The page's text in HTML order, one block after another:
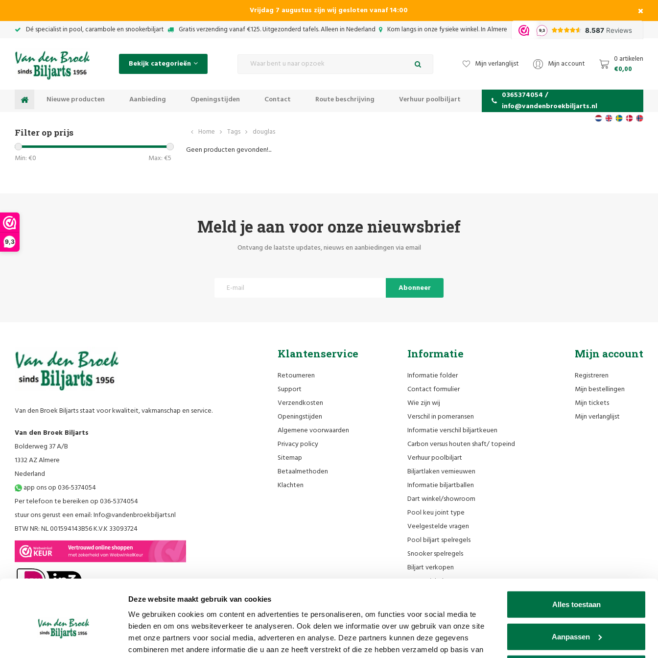
9,3
Deze website maakt gebruik van cookies
We gebruiken cookies om content en advertenties te personaliseren, om functies voor social media te
bieden en om ons websiteverkeer te analyseren. Ook delen we informatie over uw gebruik van onze site
met onze partners voor social media, adverteren en analyse. Deze partners kunnen deze gegevens
combineren met andere informatie die u aan ze heeft verstrekt of die ze hebben verzameld op basis van
Alles toestaan
Aanpassen
Vrijdag 7 augustus zijn wij gesloten vanaf 14:00
Dé specialist in pool, carambole en snookerbiljart Gratis verzending vanaf €125. Uitgezonderd tafels. Alleen in Nederland Kom langs in onze fysieke winkel. In Almere
Bekijk categorieën Mijn verlanglijst Mijn account
0 artikelen
€0,00
Nieuwe producten Aanbieding Openingstijden Contact Route beschrijving Verhuur poolbiljart
0365374054 /
info@vandenbroekbiljarts.nl
Filter op prijs
Min: €0 Max: €5
Home Tags douglas
Geen producten gevonden!...
Meld je aan voor onze nieuwsbrief
Ontvang de laatste updates, nieuws en aanbiedingen via email
Abonneer
Van den Broek Biljarts staat voor kwaliteit, vakmanschap en service.
Van den Broek Biljarts
Bolderweg 37 A/B
1332 AZ Almere
Nederland
app ons op 036-5374054
Per telefoon te bereiken op 036-5374054
stuur ons gerust een email:Info@vandenbroekbiljarts.nl
BTW NR: NL 001594143B56 K.V.K 33093724
Klantenservice
Retourneren
Support
Verzendkosten
Openingstijden
Algemene voorwaarden
Privacy policy
Sitemap
Betaalmethoden
Klachten
Informatie
Informatie folder
Contact formulier
Wie zijn wij
Verschil in pomeransen
Informatie verschil biljartkeuen
Carbon versus houten shaft/ topeind
Verhuur poolbiljart
Biljartlaken vernieuwen
Informatie biljartballen
Dart winkel/showroom
Pool keu joint type
Veelgestelde vragen
Pool biljart spelregels
Snooker spelregels
Biljart verkopen
Onze winkel
Promotie Filmpjes Van den Broek Biljarts
Blog
Biljart museum
Diverse links
Mijn account
Registreren
Mijn bestellingen
Mijn tickets
Mijn verlanglijst